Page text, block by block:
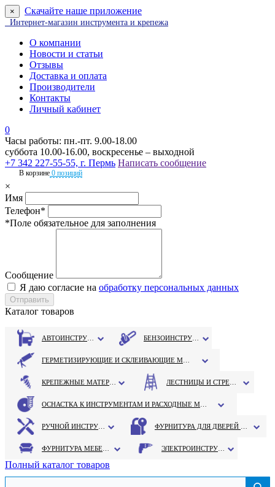
× Скачайте наше приложение
Интернет-магазин инструмента и крепежа
О компании
Новости и статьи
Отзывы
Доставка и оплата
Производители
Контакты
Личный кабинет
0
Часы работы: пн.-пт. 9.00-18.00
суббота 10.00-16.00, воскресенье – выходной
+7 342 227-55-55, г. Пермь Написать сообщение
В корзине 0 позиций
×
Имя
Телефон*
*Поле обязательное для заполнения
Сообщение
Я даю согласие на обработку персональных данных
Каталог товаров
Полный каталог товаров